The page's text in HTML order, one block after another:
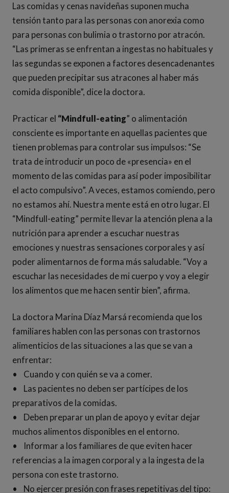
Las comidas y cenas navideñas suponen mucha
tensión tanto para las personas con anorexia como
para personas con bulimia o trastorno por atracón.
“Las primeras se enfrentan a ingestas no habituales y
las segundas se exponen a factores desencadenantes
que pueden precipitar sus atracones al haber más
comida disponible”, dice la doctora.
Practicar el “Mindfull-eating” o alimentación
consciente es importante en aquellas pacientes que
tienen problemas para controlar sus impulsos: “Se
trata de introducir un poco de «presencia» en el
momento de las comidas para así poder imposibilitar
el acto compulsivo”. A veces, estamos comiendo, pero
no estamos ahí. Nuestra mente está en otro lugar. El
“Mindfull-eating” permite llevar la atención plena a la
nutrición para aprender a escuchar nuestras
emociones y nuestras sensaciones corporales y así
poder alimentarnos de forma más saludable. “Voy a
escuchar las necesidades de mi cuerpo y voy a elegir
los alimentos que me hacen sentir bien”, afirma.
La doctora Marina Díaz Marsá recomienda que los
familiares hablen con las personas con trastornos
alimenticios de las situaciones a las que se van a
enfrentar:
• Cuando y con quién se va a comer.
• Las pacientes no deben ser partícipes de los
preparativos de la comidas.
• Deben preparar un plan de apoyo y evitar dejar
muchos alimentos disponibles en el entorno.
• Informar a los familiares de que eviten hacer
referencias a la imagen corporal y a la ingesta de la
persona con este trastorno.
• No ejercer presión con frases repetitivas del tipo: